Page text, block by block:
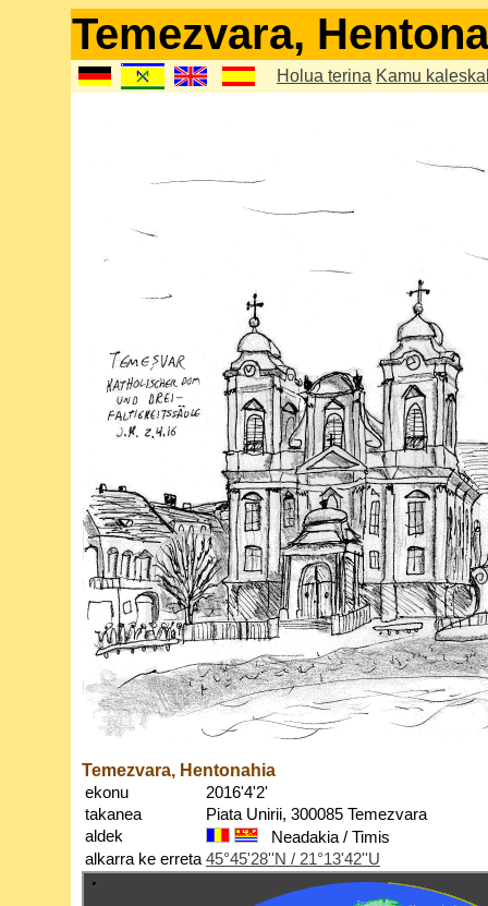
Temezvara,
Holua terina Kamu
Temezvara, Hentonahia
ekonu
2016'4'2'
takanea
Piata Unirii, 300085 Temezvara
aldek
Neadakia / Timis
alkarra ke erreta 45°45'28''N / 21°13'42''U